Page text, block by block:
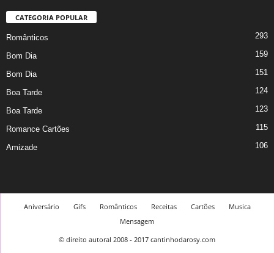
CATEGORIA POPULAR
Românticos 293
Bom Dia 159
Bom Dia 151
Boa Tarde 124
Boa Tarde 123
Romance Cartões 115
Amizade 106
Aniversário Gifs Românticos Receitas Cartões
Musica
Mensagem
© direito autoral 2008 - 2017 cantinhodarosy.com